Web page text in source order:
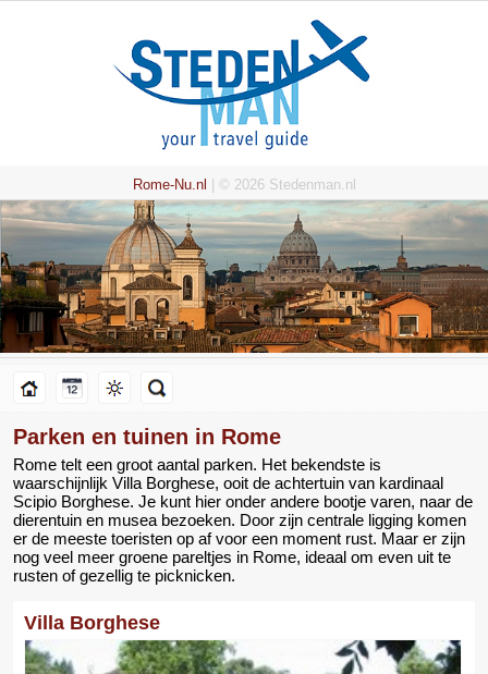
Rome-Nu.nl | © 2026 Stedenman.nl
Parken en tuinen in Rome
Rome telt een groot aantal parken. Het bekendste is
waarschijnlijk Villa Borghese, ooit de achtertuin van kardinaal
Scipio Borghese. Je kunt hier onder andere bootje varen, naar de
dierentuin en musea bezoeken. Door zijn centrale ligging komen
er de meeste toeristen op af voor een moment rust. Maar er zijn
nog veel meer groene pareltjes in Rome, ideaal om even uit te
rusten of gezellig te picknicken.
Villa Borghese